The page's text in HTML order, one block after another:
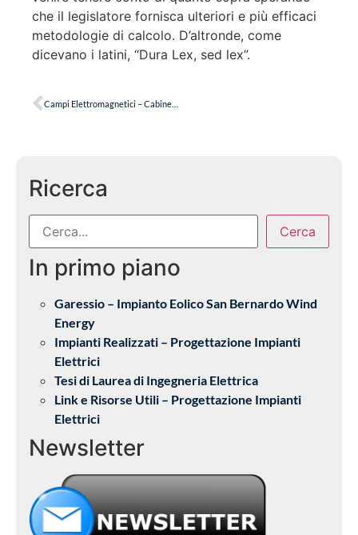
che il legislatore fornisca ulteriori e più efficaci
metodologie di calcolo. D’altronde, come
dicevano i latini, “Dura Lex, sed lex”.
Ricerca
Cerca
In primo piano
Garessio – Impianto Eolico San Bernardo Wind
Energy
Impianti Realizzati – Progettazione Impianti
Elettrici
Tesi di Laurea di Ingegneria Elettrica
Link e Risorse Utili – Progettazione Impianti
Elettrici
Newsletter